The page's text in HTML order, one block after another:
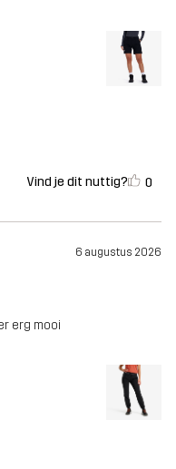
Vind je dit nuttig? 0
6 augustus 2026
erg mooi